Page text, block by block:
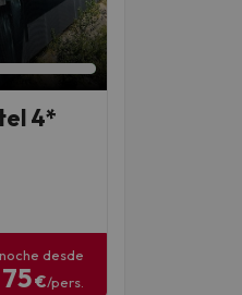
4*
noche desde
75€/pers.